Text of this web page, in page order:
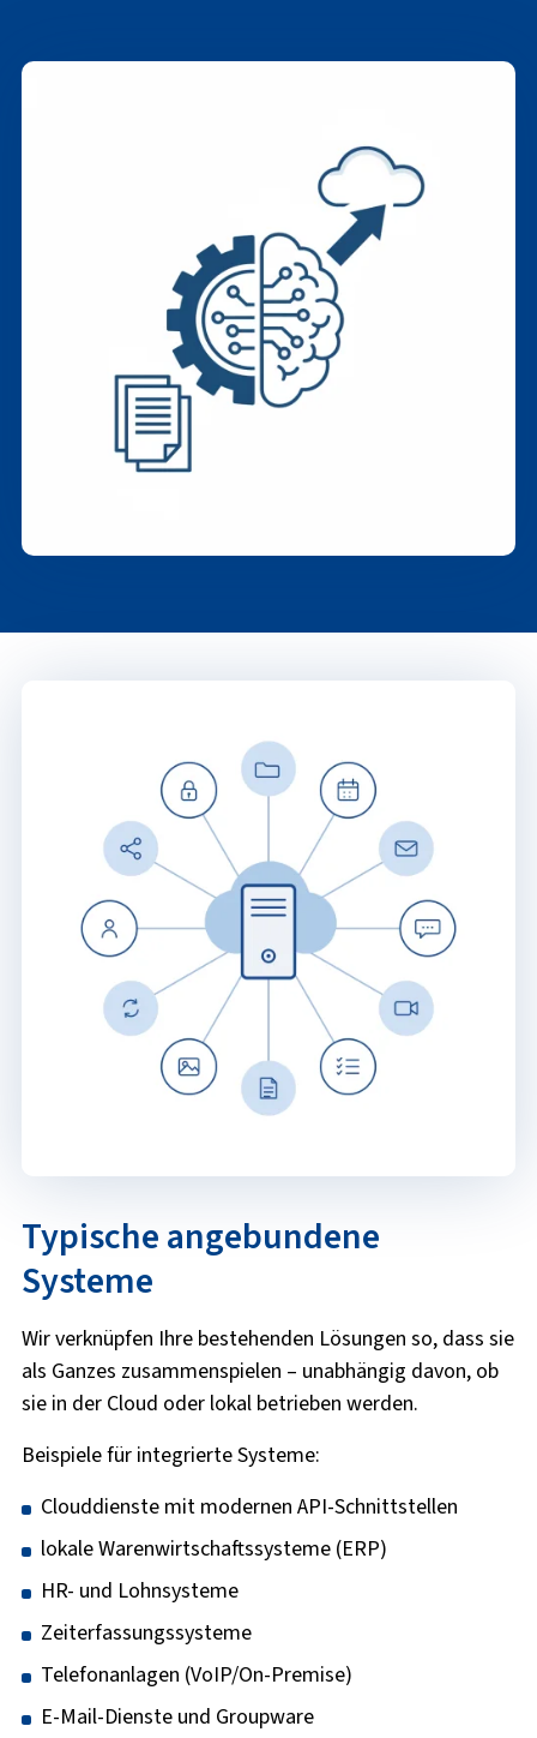
Typische angebundene
Systeme
Wir verknüpfen Ihre bestehenden Lösungen so, dass sie
als Ganzes zusammenspielen – unabhängig davon, ob
sie in der Cloud oder lokal betrieben werden.
Beispiele für integrierte Systeme:
Clouddienste mit modernen API-Schnittstellen
lokale Warenwirtschaftssysteme (ERP)
HR- und Lohnsysteme
Zeiterfassungssysteme
Telefonanlagen (VoIP/On-Premise)
E-Mail-Dienste und Groupware